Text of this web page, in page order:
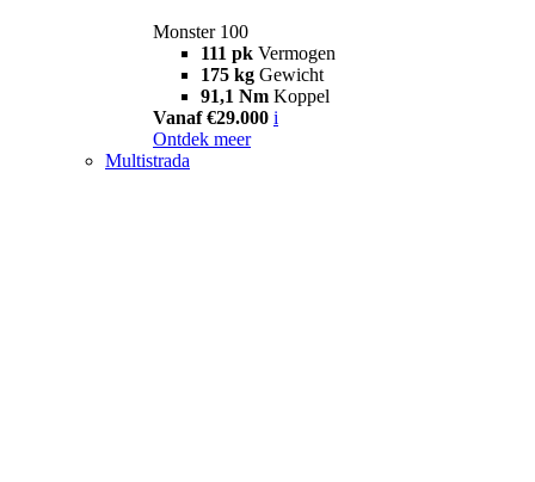
Monster 100
111 pk Vermogen
175 kg Gewicht
91,1 Nm Koppel
Vanaf €29.000 i
Ontdek meer
Multistrada